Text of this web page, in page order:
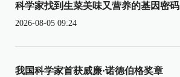
科学家找到生菜美味又营养的基因密码
2026-08-05 09:24
我国科学家首获威廉·诺德伯格奖章